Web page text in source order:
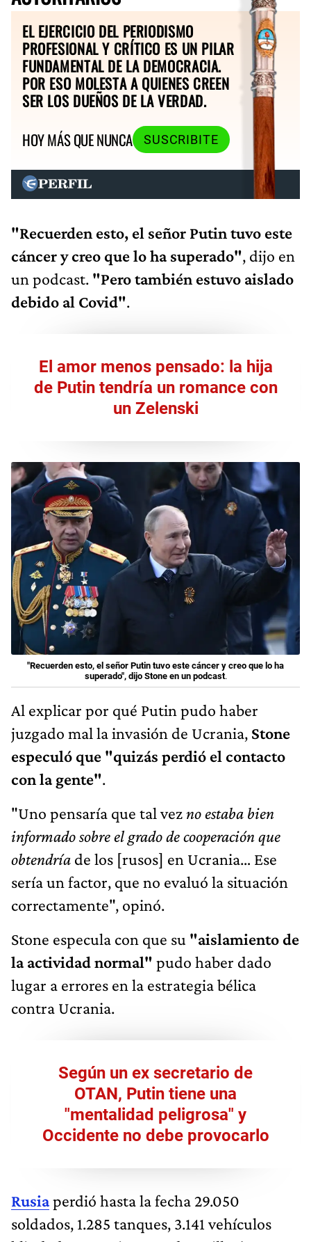
EL EJERCICIO DEL PERIODISMO
PROFESIONAL Y CRÍTICO ES UN PILAR
FUNDAMENTAL DE LA DEMOCRACIA.
POR ESO MOLESTA A QUIENES CREEN
SER LOS DUEÑOS DE LA VERDAD.
HOY MÁS QUE NUNCA
SUSCRIBITE
"Recuerden esto, el señor Putin tuvo este
cáncer y creo que lo ha superado", dijo en
un podcast. "Pero también estuvo aislado
debido al Covid".
El amor menos pensado: la hija
de Putin tendría un romance con
un Zelenski
"Recuerden esto, el señor Putin tuvo este cáncer y creo que lo ha
superado", dijo Stone en un podcast.
Al explicar por qué Putin pudo haber
juzgado mal la invasión de Ucrania, Stone
especuló que "quizás perdió el contacto
con la gente".
"Uno pensaría que tal vezno estaba bien
informado sobre el grado de cooperación que
obtendría de los [rusos] en Ucrania… Ese
sería un factor, que no evaluó la situación
correctamente", opinó.
Stone especula con que su "aislamiento de
la actividad normal" pudo haber dado
lugar a errores en la estrategia bélica
contra Ucrania.
Según un ex secretario de
OTAN, Putin tiene una
"mentalidad peligrosa" y
Occidente no debe provocarlo
Rusiaperdió hasta la fecha 29.050
soldados, 1.285 tanques, 3.141 vehículos